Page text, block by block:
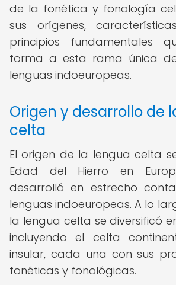
de la fonética y fonología
sus orígenes,
principios fundamentales
forma a esta rama única
lenguas indoeuropeas.
Origen y desarrollo de
celta
El origen de la lengua celta
Edad del Hierro en
desarrolló en estrecho
lenguas indoeuropeas. A lo
la lengua celta se diversificó
incluyendo el celta
insular, cada una con sus
fonéticas y fonológicas.